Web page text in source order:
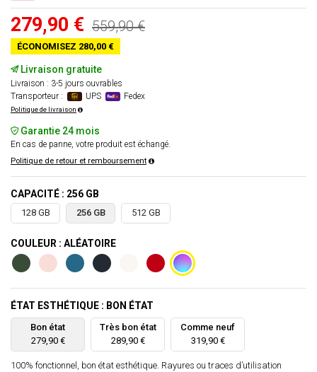
279,90 € 559,90 €
ÉCONOMISEZ 280,00 €
Livraison gratuite
Livraison : 3-5 jours ouvrables
Transporteur :
UPS Fedex
Politique de livraison
Garantie 24 mois
En cas de panne, votre produit est échangé.
Politique de retour et remboursement
CAPACITÉ : 256 GB
128 GB 256 GB 512 GB
COULEUR : ALÉATOIRE
ÉTAT ESTHÉTIQUE : BON ÉTAT
Bon état
279,90 €
Très bon état
289,90 €
Comme neuf
319,90 €
100% fonctionnel, bon état esthétique. Rayures ou traces d’utilisation